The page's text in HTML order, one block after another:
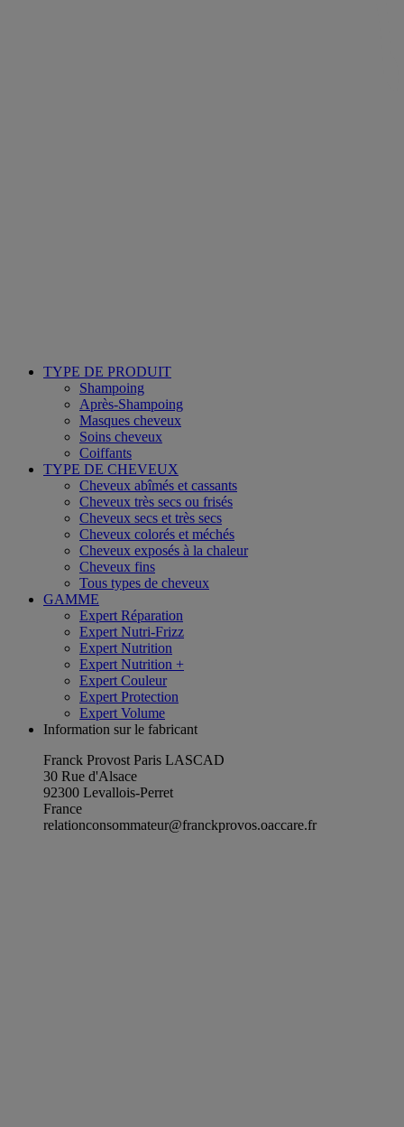
TYPE DE PRODUIT
Shampoing
Après-Shampoing
Masques cheveux
Soins cheveux
Coiffants
TYPE DE CHEVEUX
Cheveux abîmés et cassants
Cheveux très secs ou frisés
Cheveux secs et très secs
Cheveux colorés et méchés
Cheveux exposés à la chaleur
Cheveux fins
Tous types de cheveux
GAMME
Expert Réparation
Expert Nutri-Frizz
Expert Nutrition
Expert Nutrition +
Expert Couleur
Expert Protection
Expert Volume
Information sur le fabricant
Franck Provost Paris LASCAD
30 Rue d'Alsace
92300 Levallois-Perret
France
relationconsommateur@franckprovos.oaccare.fr